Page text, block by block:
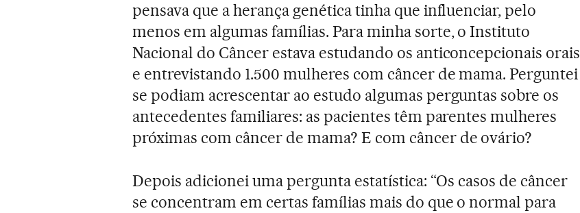
pensava que a herança genética tinha que influenciar, pelo
menos em algumas famílias. Para minha sorte, o Instituto
Nacional do Câncer estava estudando os anticoncepcionais orais
e entrevistando 1.500 mulheres com câncer de mama. Perguntei
se podiam acrescentar ao estudo algumas perguntas sobre os
antecedentes familiares: as pacientes têm parentes mulheres
próximas com câncer de mama? E com câncer de ovário?
Depois adicionei uma pergunta estatística: “Os casos de câncer
se concentram em certas famílias mais do que o normal para